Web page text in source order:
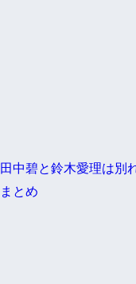
田中碧と鈴木愛理は別
まとめ